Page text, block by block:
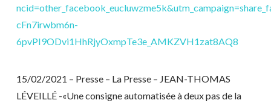
cFn7irwbm6n-
6pvPI9ODvi1HhRjyOxmpTe3e_AMKZVH1zat8AQ8
15/02/2021 – Presse – La Presse – JEAN-THOMAS
LÉVEILLÉ -«Une consigne automatisée à deux pas de la